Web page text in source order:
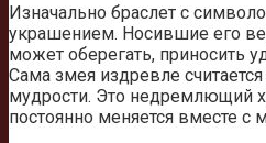
Изначально браслет с
украшением. Носившие его
может оберегать, приносить
Сама змея издревле
мудрости. Это недремлющий
постоянно меняется вместе с